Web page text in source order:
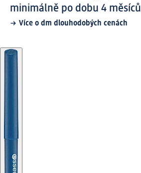
minimálně po dobu 4 měsíců
Více o dm dlouhodobých cenách